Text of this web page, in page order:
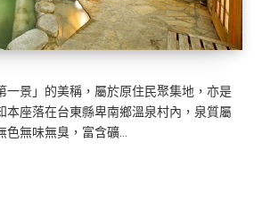
一景」的美稱，屬於原住民聚集地，亦是
本座落在台東縣卑南鄉溫泉村內，泉質屬
無味無臭，富含礦…